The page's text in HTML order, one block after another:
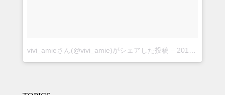
vivi_amieさん(@vivi_amie)がシェアした投稿 – 2018年 8月月30日午後5時24分PDT